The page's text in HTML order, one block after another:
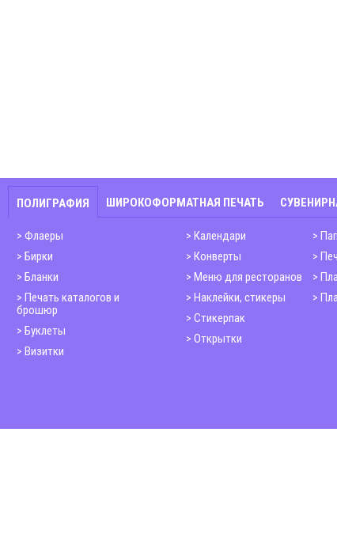
ПОЛИГРАФИЯ
Флаеры
Бирки
Бланки
Печать каталогов и
брошюр
Буклеты
Визитки
Календари
Конверты
Меню для ресторанов
Наклейки, стикеры
Стикерпак
Открытки
ШИРОКОФОРМАТНАЯ ПЕЧАТЬ